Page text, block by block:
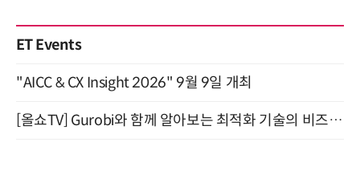
ET Events
"AICC & CX Insight 2026" 9월 9일 개최
[올쇼TV] Gurobi와 함께 알아보는 최적화 기술의 비즈니스 활용 (8월 20일 생방송)